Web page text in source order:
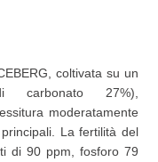
coltivata su un
carbonato 27%),
moderatamente
La fertilità del
di 90 ppm, fosforo 79